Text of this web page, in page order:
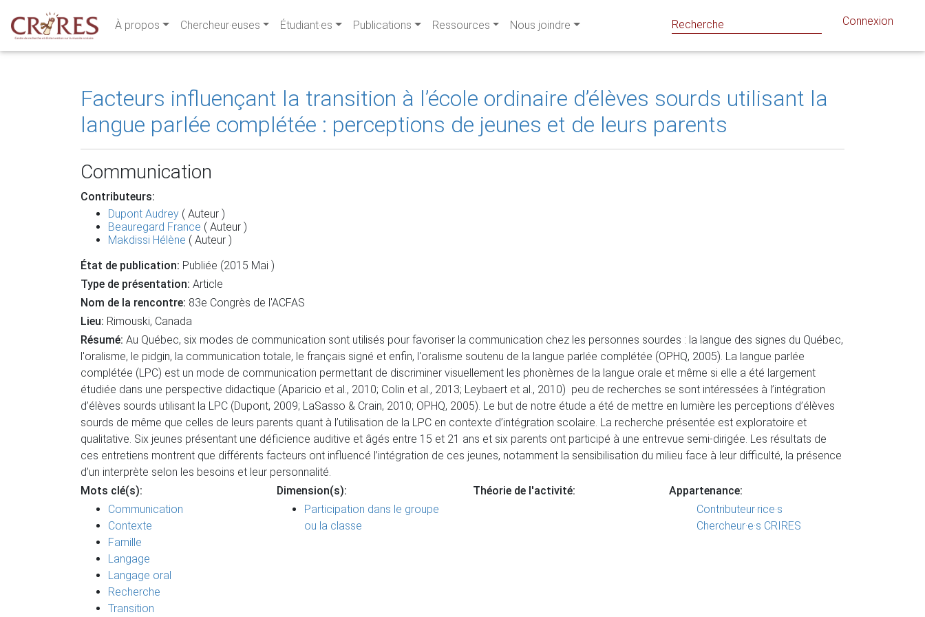
À propos Chercheur·euses Étudiant·es Publications Ressources Nous joindre Connexion
Facteurs influençant la transition à l’école ordinaire d’élèves sourds utilisant la
langue parlée complétée : perceptions de jeunes et de leurs parents
Communication
Contributeurs:
Dupont Audrey ( Auteur )
Beauregard France ( Auteur )
Makdissi Hélène ( Auteur )
État de publication: Publiée (2015 Mai )
Type de présentation: Article
Nom de la rencontre: 83e Congrès de l'ACFAS
Lieu: Rimouski, Canada
Résumé: Au Québec, six modes de communication sont utilisés pour favoriser la communication chez les personnes sourdes : la langue des signes du Québec,
l'oralisme, le pidgin, la communication totale, le français signé et enfin, l'oralisme soutenu de la langue parlée complétée (OPHQ, 2005). La langue parlée
complétée (LPC) est un mode de communication permettant de discriminer visuellement les phonèmes de la langue orale et même si elle a été largement
étudiée dans une perspective didactique (Aparicio et al., 2010; Colin et al., 2013; Leybaert et al., 2010) peu de recherches se sont intéressées à l’intégration
d’élèves sourds utilisant la LPC (Dupont, 2009; LaSasso & Crain, 2010; OPHQ, 2005). Le but de notre étude a été de mettre en lumière les perceptions d’élèves
sourds de même que celles de leurs parents quant à l’utilisation de la LPC en contexte d’intégration scolaire. La recherche présentée est exploratoire et
qualitative. Six jeunes présentant une déficience auditive et âgés entre 15 et 21 ans et six parents ont participé à une entrevue semi-dirigée. Les résultats de
ces entretiens montrent que différents facteurs ont influencé l’intégration de ces jeunes, notamment la sensibilisation du milieu face à leur difficulté, la présence
d’un interprète selon les besoins et leur personnalité.
Mots clé(s):
Communication
Contexte
Famille
Langage
Langage oral
Recherche
Transition
Dimension(s):
Participation dans le groupe
ou la classe
Théorie de l'activité:
Appartenance:
Contributeur·rice·s
Chercheur·e·s CRIRES